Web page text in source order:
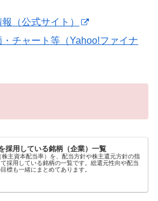
（公式サイト）
チャート等（Yahoo!ファイナ
採用している銘柄（企業）一覧
株主資本配当率）を、配当方針や株主還元方針の指
採用している銘柄の一覧です。総還元性向や配当
標も一緒にまとめてあります。